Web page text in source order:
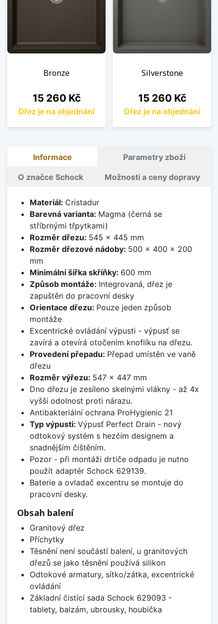
Bronze
Cena
15 260 Kč
Dřez je na objednání
Silverstone
Cena
15 260 Kč
Dřez je na objednání
Informace Parametry zboží
O značce Schock Možnosti a ceny dopravy
Materiál: Cristadur
Barevná varianta: Magma (černá se
stříbrnými třpytkami)
Rozměr dřezu: 545 x 445 mm
Rozměr dřezové nádoby: 500 x 400 x 200
mm
Minimální šířka skříňky: 600 mm
Způsob montáže: Integrovaná, dřez je
zapuštěn do pracovní desky
Orientace dřezu: Pouze jeden způsob
montáže
Excentrické ovládání výpusti - výpusť se
zavírá a otevírá otočením knoflíku na dřezu.
Provedení přepadu: Přepad umístěn ve vaně
dřezu
Rozměr výřezu: 547 x 447 mm
Dno dřezu je zesíleno skelnými vlákny - až 4x
vyšší odolnost proti nárazu.
Antibakteriální ochrana ProHygienic 21
Typ výpusti: Výpusť Perfect Drain - nový
odtokový systém s hezčím designem a
snadnějším čištěním.
Pozor - při montáži drtiče odpadu je nutno
použít adaptér Schock 629139.
Baterie a ovladač excentru se montuje do
pracovní desky.
Obsah balení
Granitový dřez
Příchytky
Těsnění není součástí balení, u granitových
dřezů se jako těsnění používá silikon
Odtokové armatury, sítko/zátka, excentrické
ovládání
Základní čistící sada Schock 629093 -
tablety, balzám, ubrousky, houbička